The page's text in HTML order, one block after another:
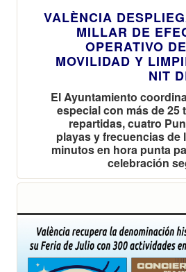
VALÈNCIA
MILLAR DE
OPERATIVO
MOVILIDAD Y
NIT
El Ayuntamiento
especial con más de 25
repartidas, cuatro
playas y frecuencias de
minutos en hora punta
celebración